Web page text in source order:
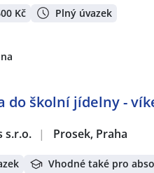
Kč Plný úvazek
do školní jídelny -
s.r.o. | Prosek, Praha
Vhodné také pro